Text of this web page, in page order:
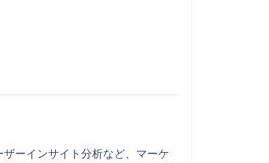
ーインサイト分析など、マーケ